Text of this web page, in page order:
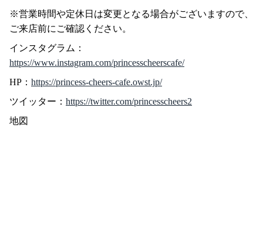
※営業時間や定休日は変更となる場合がございますので、
ご来店前にご確認ください。
インスタグラム：
https://www.instagram.com/princesscheerscafe/
HP： https://princess-cheers-cafe.owst.jp/
ツイッター： https://twitter.com/princesscheers2
地図